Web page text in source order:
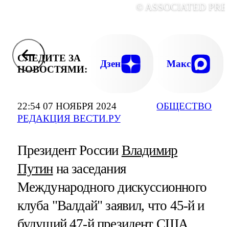
22:54 07 НОЯБРЯ 2024
РЕДАКЦИЯ ВЕСТИ.РУ
ОБЩЕСТВО
© ASSOCIATED
СЛЕДИТЕ ЗА
НОВОСТЯМИ:
Дзен Макс
Президент России Владимир
Путинна заседания
Международного дискуссионного
клуба "Валдай"​​​ заявил, что 45-й и